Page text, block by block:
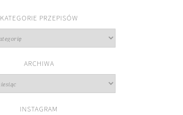
KATEGORIE PRZEPISÓW
ARCHIWA
INSTAGRAM